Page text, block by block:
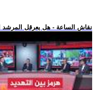
.. نقاش الساعة - هل يعرقل المرشد